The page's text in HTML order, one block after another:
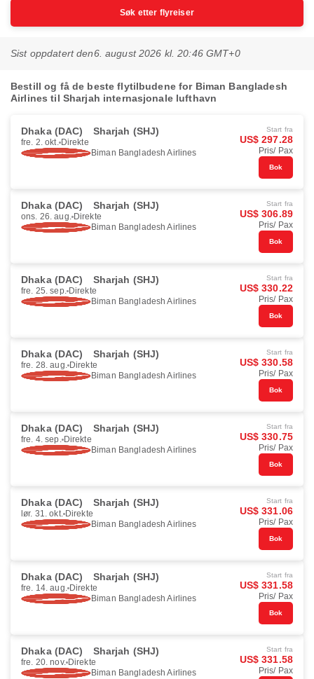
Søk etter flyreiser
Sist oppdatert den6. august 2026 kl. 20:46 GMT+0
Bestill og få de beste flytilbudene for Biman Bangladesh
Airlines til Sharjah internasjonale lufthavn
Dhaka (DAC) Sharjah (SHJ)
fre. 2. okt. Direkte
Biman Bangladesh Airlines
Start fra
US$ 297.28
Pris/ Pax
Bok
Dhaka (DAC) Sharjah (SHJ)
ons. 26. aug. Direkte
Biman Bangladesh Airlines
Start fra
US$ 306.89
Pris/ Pax
Bok
Dhaka (DAC) Sharjah (SHJ)
fre. 25. sep. Direkte
Biman Bangladesh Airlines
Start fra
US$ 330.22
Pris/ Pax
Bok
Dhaka (DAC) Sharjah (SHJ)
fre. 28. aug. Direkte
Biman Bangladesh Airlines
Start fra
US$ 330.58
Pris/ Pax
Bok
Dhaka (DAC) Sharjah (SHJ)
fre. 4. sep. Direkte
Biman Bangladesh Airlines
Start fra
US$ 330.75
Pris/ Pax
Bok
Dhaka (DAC) Sharjah (SHJ)
lør. 31. okt. Direkte
Biman Bangladesh Airlines
Start fra
US$ 331.06
Pris/ Pax
Bok
Dhaka (DAC) Sharjah (SHJ)
fre. 14. aug. Direkte
Biman Bangladesh Airlines
Start fra
US$ 331.58
Pris/ Pax
Bok
Dhaka (DAC) Sharjah (SHJ)
fre. 20. nov. Direkte
Biman Bangladesh Airlines
Start fra
US$ 331.58
Pris/ Pax